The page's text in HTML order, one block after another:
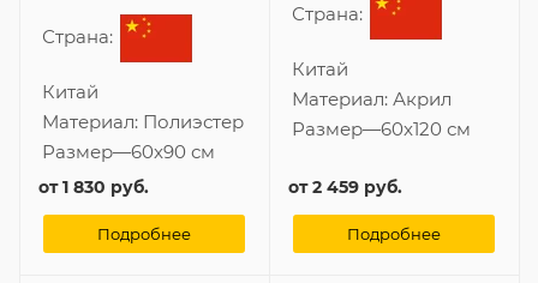
Страна:
Китай
Материал: Полиэстер
Размер—60x90 см
от1 830 руб.
Подробнее
Страна:
Китай
Материал: Акрил
Размер—60x120 см
от2 459 руб.
Подробнее